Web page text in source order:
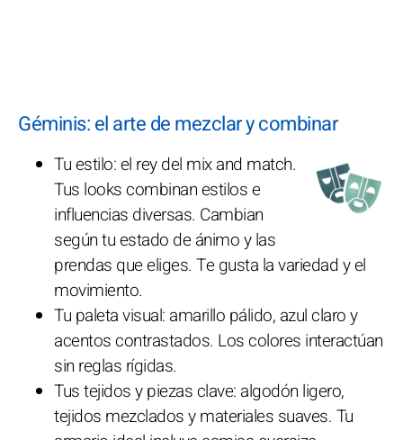
Géminis: el arte de mezclar y combinar
Tu estilo: el rey del mix and match.
Tus looks combinan estilos e
influencias diversas. Cambian
según tu estado de ánimo y las
prendas que eliges. Te gusta la variedad y el
movimiento.
Tu paleta visual: amarillo pálido, azul claro y
acentos contrastados. Los colores interactúan
sin reglas rígidas.
Tus tejidos y piezas clave: algodón ligero,
tejidos mezclados y materiales suaves. Tu